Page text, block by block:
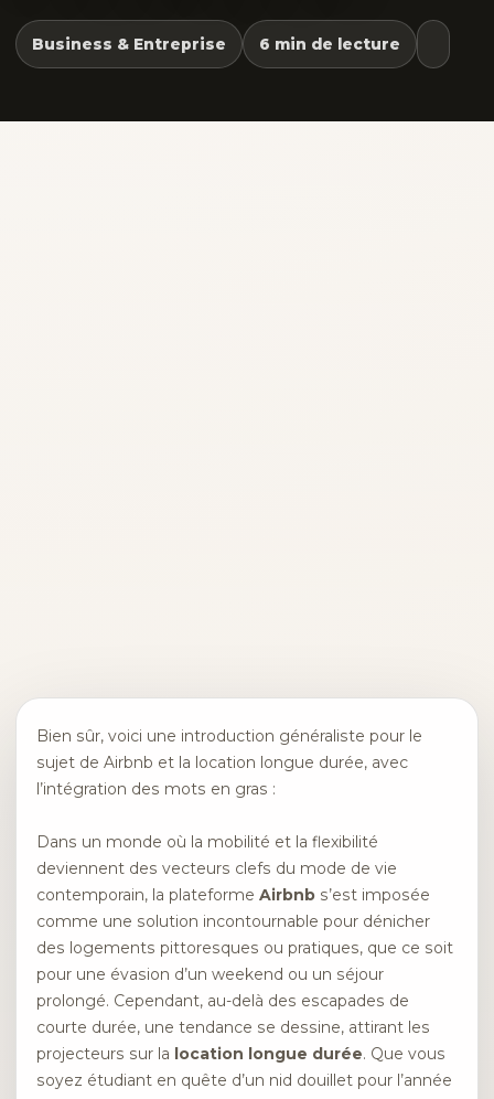
Business & Entreprise 6 min de lecture
Bien sûr, voici une introduction généraliste pour le
sujet de Airbnb et la location longue durée, avec
l’intégration des mots en gras :
Dans un monde où la mobilité et la flexibilité
deviennent des vecteurs clefs du mode de vie
contemporain, la plateforme Airbnb s’est imposée
comme une solution incontournable pour dénicher
des logements pittoresques ou pratiques, que ce soit
pour une évasion d’un weekend ou un séjour
prolongé. Cependant, au-delà des escapades de
courte durée, une tendance se dessine, attirant les
projecteurs sur la location longue durée. Que vous
soyez étudiant en quête d’un nid douillet pour l’année